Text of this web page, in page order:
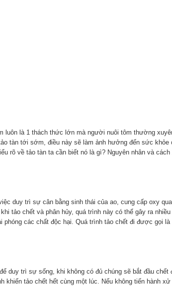
là 1 thách thức lớn mà người nuôi tôm thường
tàn tới sớm, điều này sẽ làm ảnh hưởng đến sức khỏe
rõ về tảo tàn ta cần biết nó là gì? Nguyên nhân và
duy trì sự cân bằng sinh thái của ao, cung cấp oxy
tảo chết và phân hủy, quá trình này có thể gây ra nhiều
các chất độc hại. Quá trình tảo chết đi được gọi là
duy trì sự sống, khi không có đủ chúng sẽ bắt đầu chết
khiến tảo chết hết cùng một lúc. Nếu không tiến hành